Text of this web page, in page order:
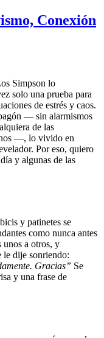
Conexión
Simpson lo
solo una prueba para
de estrés y caos.
— sin alarmismos
de las
—, lo vivido en
Por eso, quiero
y algunas de las
y patinetes se
como nunca antes
unos a otros, y
le dije sonriendo:
Gracias” Se
y una frase de